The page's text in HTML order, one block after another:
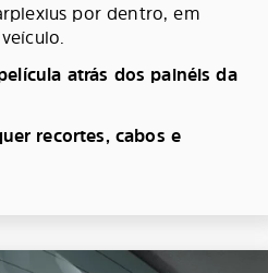
por dentro, em
atrás dos painéis da
recortes, cabos e